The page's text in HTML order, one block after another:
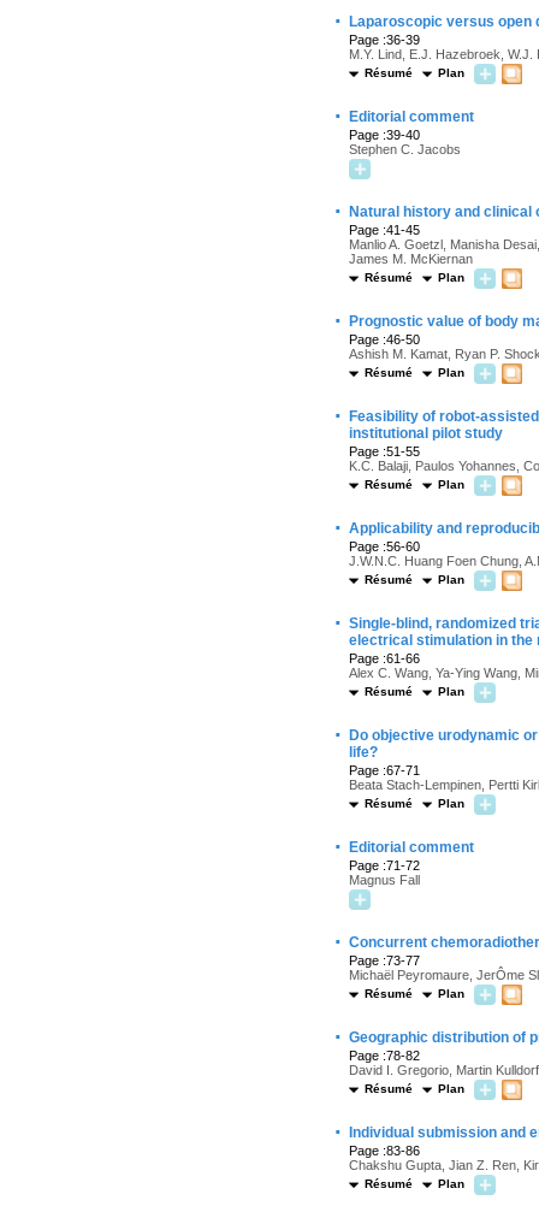
· Laparoscopic versus
Page :36-39
M.Y. Lind, E.J. Hazebroek,
Résumé Plan
· Editorial comment
Page :39-40
Stephen C. Jacobs
· Natural history and clinical
Page :41-45
Manlio A. Goetzl, Manisha
James M. McKiernan
Résumé Plan
· Prognostic value of body
Page :46-50
Ashish M. Kamat, Ryan P.
Résumé Plan
·
Feasibility of robot-
institutional pilot study
Page :51-55
K.C. Balaji, Paulos Yohannes,
Résumé Plan
· Applicability and
Page :56-60
J.W.N.C. Huang Foen Chung,
Résumé Plan
· Single-blind, randomized
electrical stimulation in the
Page :61-66
Alex C. Wang, Ya-Ying Wang,
Résumé Plan
·
Do objective urodynamic
life?
Page :67-71
Beata Stach-Lempinen, Pertti
Résumé Plan
· Editorial comment
Page :71-72
Magnus Fall
· Concurrent
Page :73-77
Michaël Peyromaure, JerÔme
Résumé Plan
· Geographic distribution of
Page :78-82
David I. Gregorio, Martin
Résumé Plan
· Individual submission and
Page :83-86
Chakshu Gupta, Jian Z. Ren,
Résumé Plan